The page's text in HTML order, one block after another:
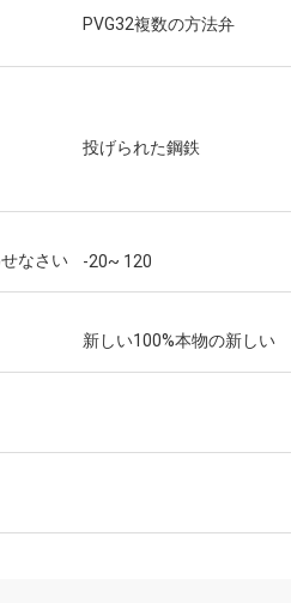
案を与える
PVG32複数の方法弁
投げられた鋼鉄
なさい -20~ 120
新しい100%本物の新しい